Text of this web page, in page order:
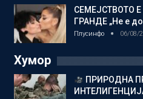
СЕМЕЈСТВОТО
ГРАНДЕ „Не е
Плусинфо 06/08/
Хумор
ПРИРОДНА